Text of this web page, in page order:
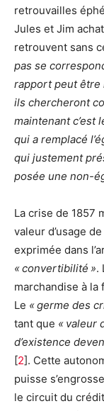
retrouvailles
Jules et Jim
retrouvent sans
pas se
rapport peut être
ils chercheront
maintenant c’est
qui a remplacé
qui justement
posée une non-
La crise de 1857
valeur d’usage
exprimée dans
« convertibilité ».
marchandise à
Le « germe des
tant que « valeur
d’existence
[2]. Cette
puisse
le circuit du